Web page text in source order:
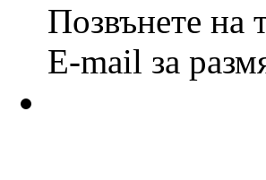
Позвънете на
E-mail за